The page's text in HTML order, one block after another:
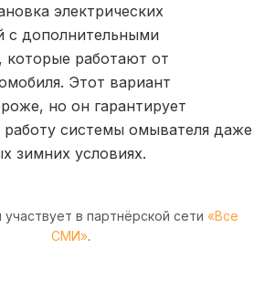
электрических
с дополнительными
которые работают от
Этот вариант
но он гарантирует
системы омывателя даже
зимних условиях.
в партнёрской сети «Все
СМИ».